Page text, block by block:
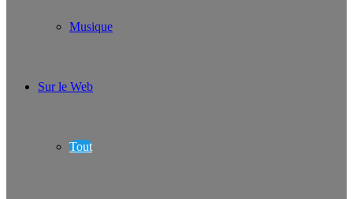
Musique
Sur le Web
Tout